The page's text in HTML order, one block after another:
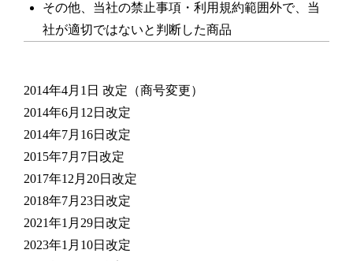
その他、当社の禁止事項・利用規約範囲外で、当
社が適切ではないと判断した商品
2014年4月1日 改定（商号変更）
2014年6月12日改定
2014年7月16日改定
2015年7月7日改定
2017年12月20日改定
2018年7月23日改定
2021年1月29日改定
2023年1月10日改定